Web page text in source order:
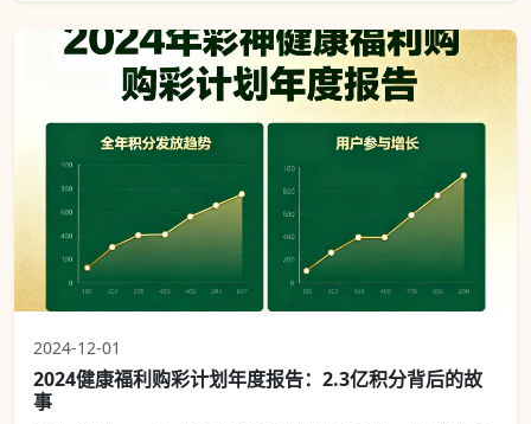
2024-12-01
2024健康福利购彩计划年度报告：2.3亿积分背后的故
事